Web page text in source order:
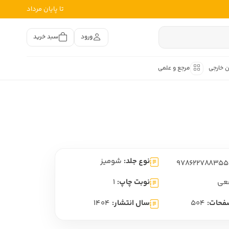
تا پایان مرداد
ورود سبد خرید
خارجی مرجع و علمی
فارسی
متون کهن
نوع جلد: شومیز
نوبت چاپ: 1
504 سال انتشار: 1404